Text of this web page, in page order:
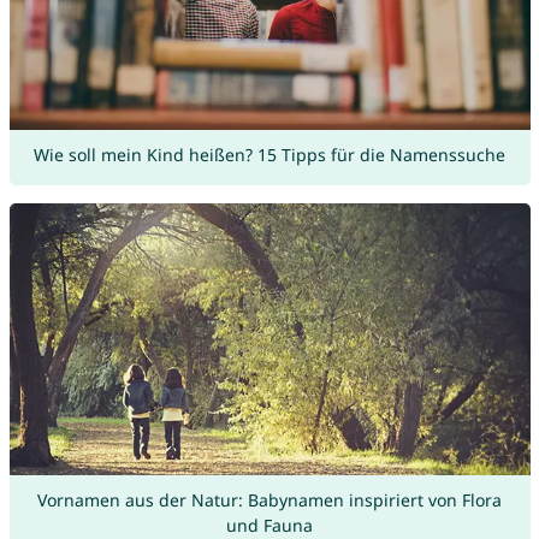
Wie soll mein Kind heißen? 15 Tipps für die Namenssuche
Vornamen aus der Natur: Babynamen inspiriert von Flora
und Fauna